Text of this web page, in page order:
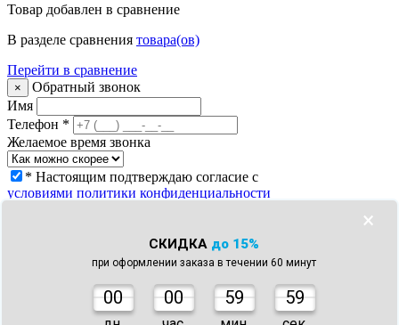
СКИДКА до 15%
при оформлении заказа в течении 60 минут
00 00 59 59
×
Товар добавлен в сравнение
В разделе сравнения товара(ов)
Перейти в сравнение
×
Обратный звонок
Имя
Телефон *
Желаемое время звонка
* Настоящим подтверждаю согласие с
условиями политики конфиденциальности
Номер заказа *
* Настоящим подтверждаю согласие с
условиями политики конфиденциальности
Узнать статус заказа